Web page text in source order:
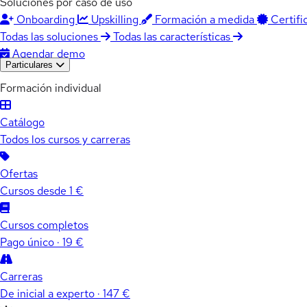
Onboarding
Upskilling Formación a medida
Todas las soluciones
Todas las características
Agendar demo
Particulares
Formación individual
Catálogo
Todos los cursos y carreras
Ofertas
Cursos desde 1 €
Cursos completos
Pago único · 19 €
Carreras
De inicial a experto · 147 €